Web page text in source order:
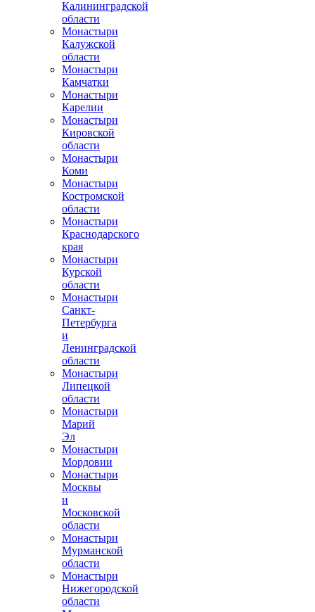
Калининградской
области
Монастыри
Калужской
области
Монастыри
Камчатки
Монастыри
Карелии
Монастыри
Кировской
области
Монастыри
Коми
Монастыри
Костромской
области
Монастыри
Краснодарского
края
Монастыри
Курской
области
Монастыри
Санкт-
Петербурга
и
Ленинградской
области
Монастыри
Липецкой
области
Монастыри
Марий
Эл
Монастыри
Мордовии
Монастыри
Москвы
и
Московской
области
Монастыри
Мурманской
области
Монастыри
Нижегородской
области